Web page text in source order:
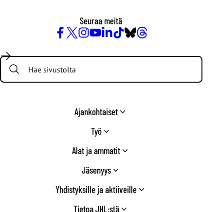
Seuraa meitä
/
Twitter
Search:
Ajankohtaiset
Työ
Alat ja ammatit
Jäsenyys
Yhdistyksille ja aktiiveille
Tietoa JHL:stä